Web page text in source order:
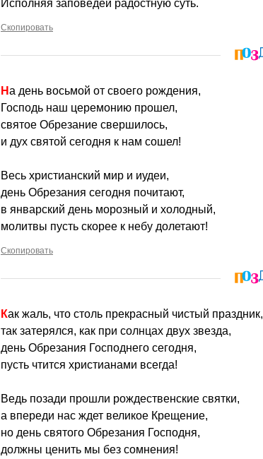
Исполняя заповедей радостную суть.
Скопировать
На день восьмой от своего рождения,
Господь наш церемонию прошел,
святое Обрезание свершилось,
и дух святой сегодня к нам сошел!
Весь христианский мир и иудеи,
день Обрезания сегодня почитают,
в январский день морозный и холодный,
молитвы пусть скорее к небу долетают!
Скопировать
Как жаль, что столь прекрасный чистый праздник,
так затерялся, как при солнцах двух звезда,
день Обрезания Господнего сегодня,
пусть чтится христианами всегда!
Ведь позади прошли рождественские святки,
а впереди нас ждет великое Крещение,
но день святого Обрезания Господня,
должны ценить мы без сомнения!